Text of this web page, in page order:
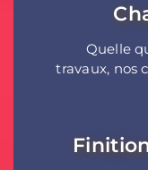
Quelle
travaux, nos